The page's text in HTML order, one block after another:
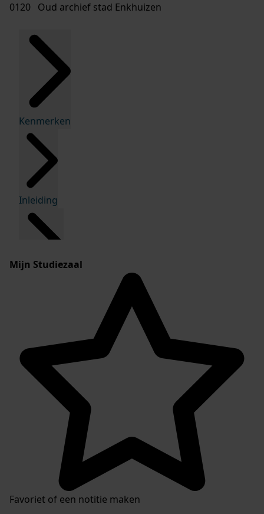
0120 Oud archief stad Enkhuizen
Kenmerken
Inleiding
Mijn Studiezaal
Favoriet of een notitie maken